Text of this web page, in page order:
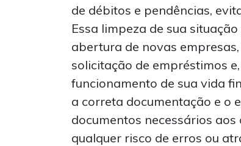
de débitos e pendências,
Essa limpeza de sua
abertura de novas
solicitação de empréstimos
funcionamento de sua vida
a correta documentação e o
documentos necessários
qualquer risco de erros ou